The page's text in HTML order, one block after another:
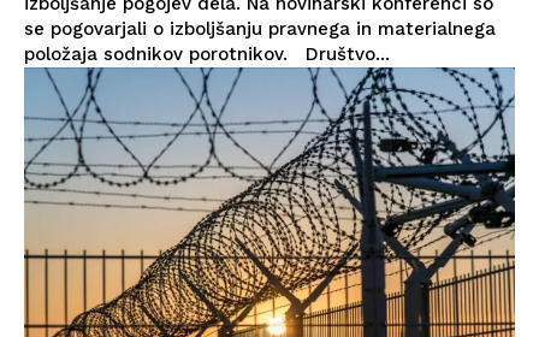
se pogovarjali o izboljšanju pravnega in materialnega
položaja sodnikov porotnikov. Društvo...